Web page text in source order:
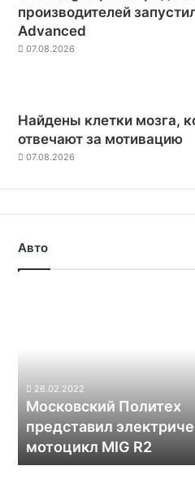
производителей
Advanced
07.08.2026
Найдены клетки мозга,
отвечают за мотивацию
07.08.2026
Авто
R2
26.02.2022
Московский Политех
представил
мотоцикл MIG R2